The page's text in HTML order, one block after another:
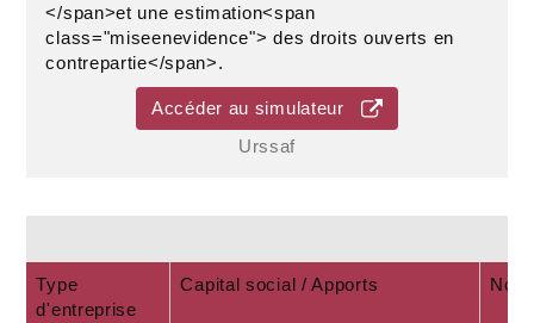
</span>et une estimation<span
class="miseenevidence"> des droits ouverts en
contrepartie</span>.
Accéder au simulateur
Urssaf
Type
d'entreprise
Capital social / Apports